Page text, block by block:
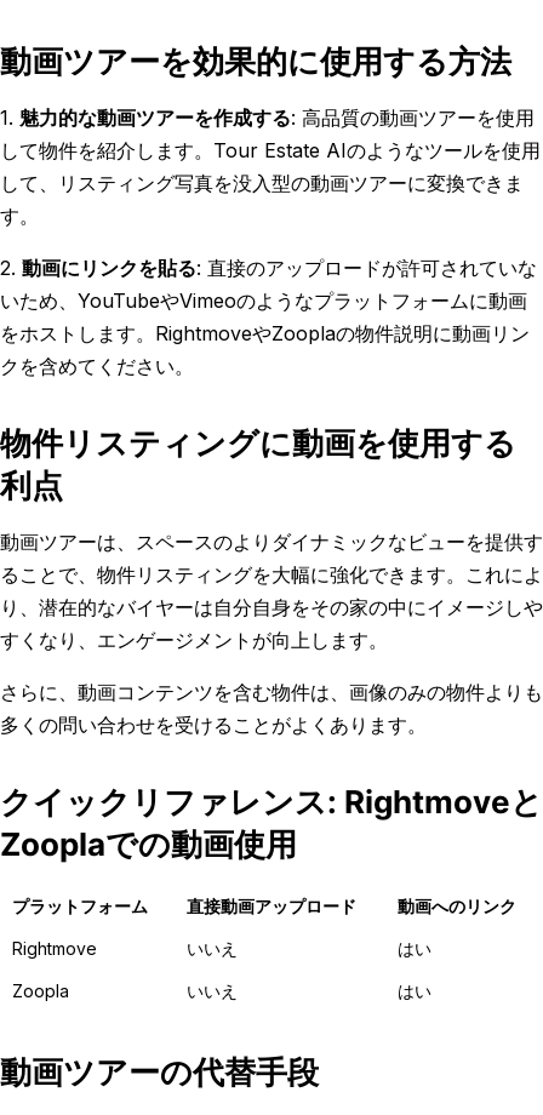
動画ツアーを効果的に使用する方法
1. 魅力的な動画ツアーを作成する: 高品質の動画ツアーを使用
して物件を紹介します。Tour Estate AIのようなツールを使用
して、リスティング写真を没入型の動画ツアーに変換できま
す。
2. 動画にリンクを貼る: 直接のアップロードが許可されていな
いため、YouTubeやVimeoのようなプラットフォームに動画
をホストします。RightmoveやZooplaの物件説明に動画リン
クを含めてください。
物件リスティングに動画を使用する
利点
動画ツアーは、スペースのよりダイナミックなビューを提供す
ることで、物件リスティングを大幅に強化できます。これによ
り、潜在的なバイヤーは自分自身をその家の中にイメージしや
すくなり、エンゲージメントが向上します。
さらに、動画コンテンツを含む物件は、画像のみの物件よりも
多くの問い合わせを受けることがよくあります。
クイックリファレンス: Rightmoveと
Zooplaでの動画使用
プラットフォーム 直接動画アップロード 動画へのリンク
Rightmove いいえ はい
Zoopla いいえ はい
動画ツアーの代替手段